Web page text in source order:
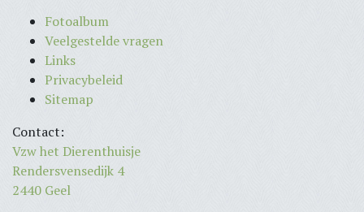
Fotoalbum
Veelgestelde vragen
Links
Privacybeleid
Sitemap
Contact:
Vzw het Dierenthuisje
Rendersvensedijk 4
2440 Geel